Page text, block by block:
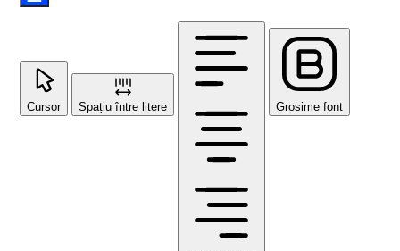
Cursor Spațiu între litere Grosime font